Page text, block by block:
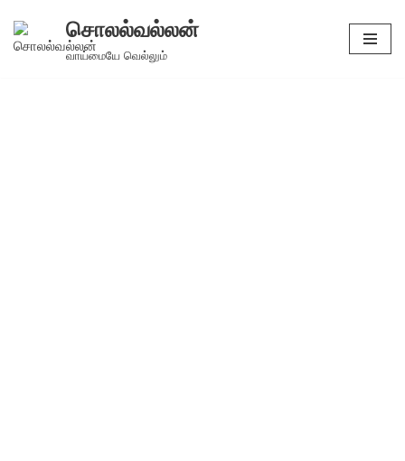
Skip
சொலல்வல்லன்
வாய்மையே வெல்லும்